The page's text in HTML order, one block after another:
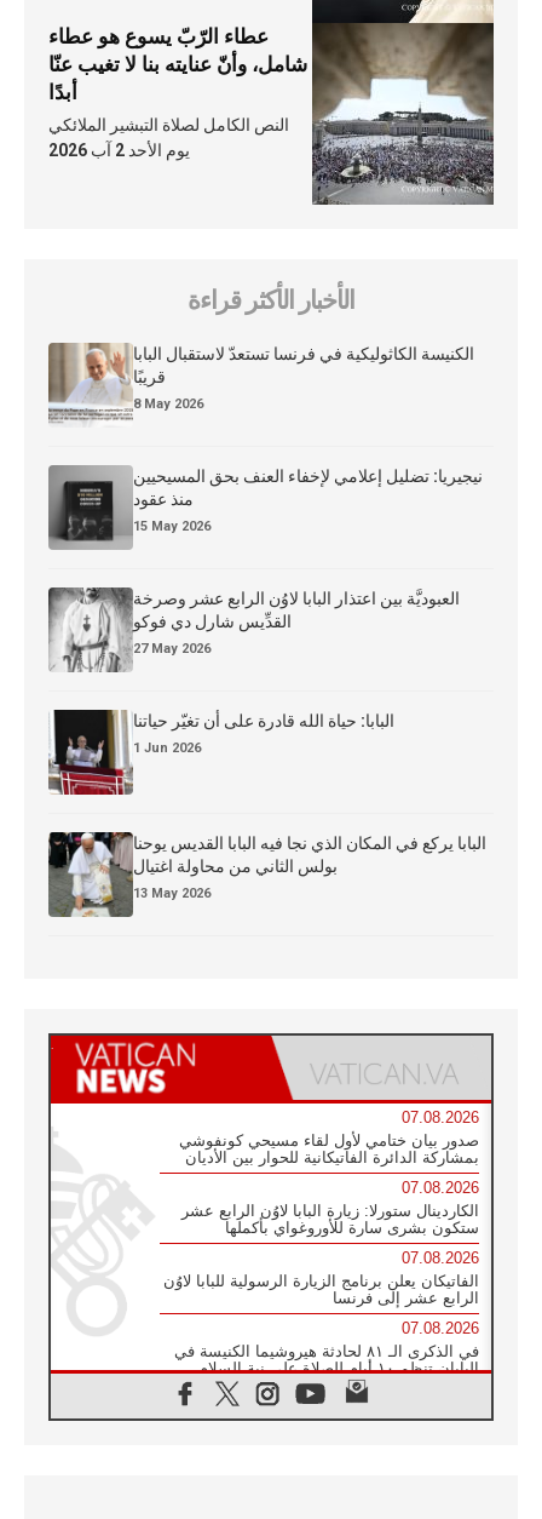
عطاء الرّبّ يسوع هو عطاء
شامل، وأنّ عنايته بنا لا تغيب عنّا
أبدًا
النص الكامل لصلاة التبشير الملائكي
يوم الأحد 2 آب 2026
الأخبار الأكثر قراءة
الكنيسة الكاثوليكية في فرنسا تستعدّ لاستقبال البابا
قريبًا
8 May 2026
نيجيريا: تضليل إعلامي لإخفاء العنف بحق المسيحيين
منذ عقود
15 May 2026
العبوديَّة بين اعتذار البابا لاوُن الرابع عشر وصرخة
القدِّيس شارل دي فوكو
27 May 2026
البابا: حياة الله قادرة على أن تغيّر حياتنا
1 Jun 2026
البابا يركع في المكان الذي نجا فيه البابا القديس يوحنا
بولس الثاني من محاولة اغتيال
13 May 2026
07.08.2026
صدور بيان ختامي لأول لقاء مسيحي كونفوشي
بمشاركة الدائرة الفاتيكانية للحوار بين الأديان
07.08.2026
الكاردينال ستورلا: زيارة البابا لاوُن الرابع عشر
ستكون بشرى سارة للأوروغواي بأكملها
07.08.2026
الفاتيكان يعلن برنامج الزيارة الرسولية للبابا لاوُن
الرابع عشر إلى فرنسا
07.08.2026
في الذكرى الـ ٨١ لحادثة هيروشيما الكنيسة في
اليابان تنظم ١٠ أيام للصلاة على نية السلام
الكنيسة في الأوروغواي: زيارة البابا ستعزز